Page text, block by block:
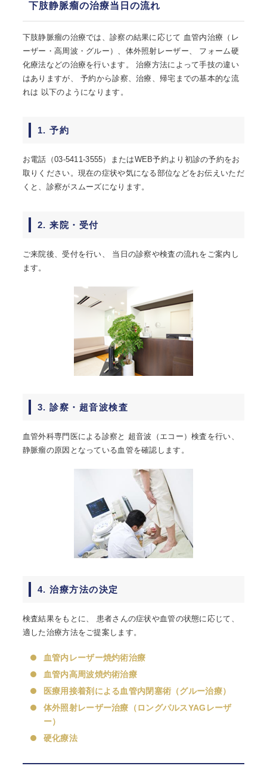
下肢静脈瘤の治療当日の流れ
下肢静脈瘤の治療では、診察の結果に応じて 血管内治療（レ
ーザー・高周波・グルー）、体外照射レーザー、 フォーム硬
化療法などの治療を行います。 治療方法によって手技の違い
はありますが、 予約から診察、治療、帰宅までの基本的な流
れは 以下のようになります。
1. 予約
お電話（03-5411-3555）またはWEB予約より初診の予約をお
取りください。現在の症状や気になる部位などをお伝えいただ
くと、診察がスムーズになります。
2. 来院・受付
ご来院後、受付を行い、 当日の診察や検査の流れをご案内し
ます。
3. 診察・超音波検査
血管外科専門医による診察と 超音波（エコー）検査を行い、
静脈瘤の原因となっている血管を確認します。
4. 治療方法の決定
検査結果をもとに、 患者さんの症状や血管の状態に応じて、
適した治療方法をご提案します。
血管内レーザー焼灼術治療
血管内高周波焼灼術治療
医療用接着剤による血管内閉塞術（グルー治療）
体外照射レーザー治療（ロングパルスYAGレーザ
ー）
硬化療法